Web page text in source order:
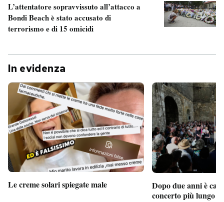
L’attentatore sopravvissuto all’attacco a
Bondi Beach è stato accusato di
terrorismo e di 15 omicidi
In evidenza
Le creme solari spiegate male
Dopo due anni è
concerto più lungo